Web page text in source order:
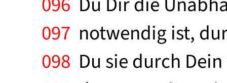
097 notwendig ist,
098 Du sie durch